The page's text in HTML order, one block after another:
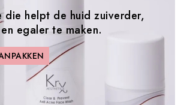
die helpt de huid zuiverder,
egaler te maken.